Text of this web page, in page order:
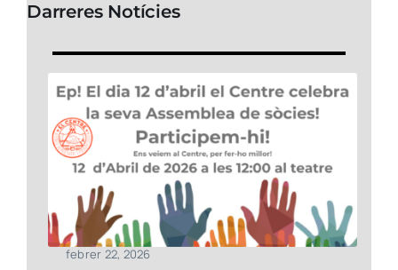
Darreres Notícies
febrer 22, 2026